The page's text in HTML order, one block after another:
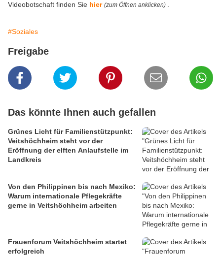
Videobotschaft finden Sie hier (zum Öffnen anklicken)
#Soziales
Freigabe
Das könnte Ihnen auch gefallen
Grünes Licht für Familienstützpunkt:
Veitshöchheim steht vor der
Eröffnung der elften Anlaufstelle im
Landkreis
Von den Philippinen bis nach Mexiko:
Warum internationale Pflegekräfte
gerne in Veitshöchheim arbeiten
Frauenforum Veitshöchheim startet
erfolgreich